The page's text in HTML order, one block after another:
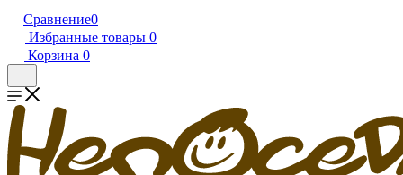
Сравнение0
Избранные товары 0
Корзина 0